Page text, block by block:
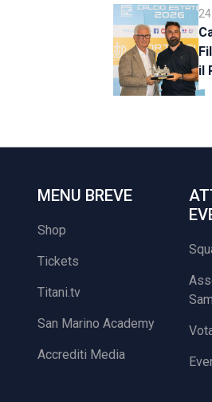
24
il
MENU BREVE
Shop
Tickets
Titani.tv
San Marino Academy
Accrediti Media